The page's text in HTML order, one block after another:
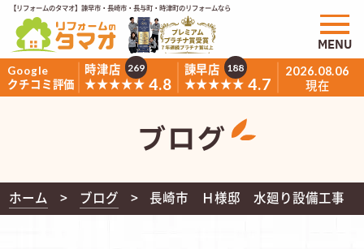
【リフォームのタマオ】諫早市・長崎市・長与町・時津町のリフォームなら
Google
クチコミ評価
時津店
★★★★★ 4.8
269
諫早店
★★★★★ 4.7
188 2026.08.06
現在
MENU
ブログ
ホーム ブログ 長崎市 Ｈ様邸 水廻り設備工事